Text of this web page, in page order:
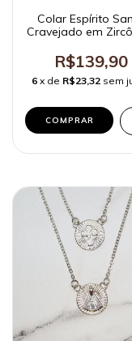
Colar Espírito
Cravejado em
R$139,90
6 x de R$23,32 sem